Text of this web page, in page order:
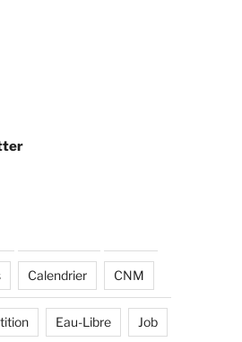
Calendrier CNM
Eau-Libre Job